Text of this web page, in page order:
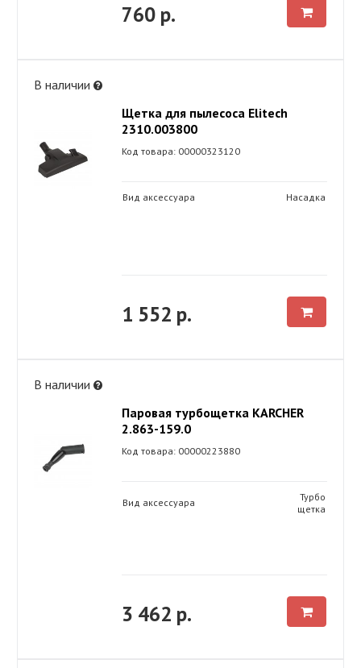
760 р.
В наличии
Щетка для пылесоса Elitech
2310.003800
Код товара: 00000323120
Вид аксессуара Насадка
1 552 р.
В наличии
Паровая турбощетка KARCHER
2.863-159.0
Код товара: 00000223880
Вид аксессуара
Турбо
щетка
3 462 р.